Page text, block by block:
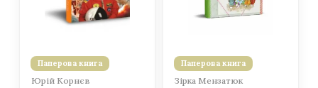
Паперова книга
Юрій Корнєв
Паперова книга
Зірка Мензатюк